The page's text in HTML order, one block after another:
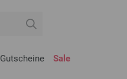
Gutscheine Sale